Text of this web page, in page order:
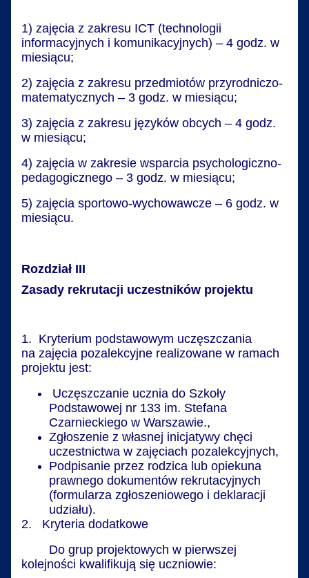
1) zajęcia z zakresu ICT (technologii
informacyjnych i komunikacyjnych) – 4 godz. w
miesiącu;
2) zajęcia z zakresu przedmiotów przyrodniczo-
matematycznych – 3 godz. w miesiącu;
3) zajęcia z zakresu języków obcych – 4 godz.
w miesiącu;
4) zajęcia w zakresie wsparcia psychologiczno-
pedagogicznego – 3 godz. w miesiącu;
5) zajęcia sportowo-wychowawcze – 6 godz. w
miesiącu.
Rozdział III
Zasady rekrutacji uczestników projektu
1. Kryterium podstawowym uczęszczania
na zajęcia pozalekcyjne realizowane w ramach
projektu jest:
Uczęszczanie ucznia do Szkoły
Podstawowej nr 133 im. Stefana
Czarnieckiego w Warszawie.,
Zgłoszenie z własnej inicjatywy chęci
uczestnictwa w zajęciach pozalekcyjnych,
Podpisanie przez rodzica lub opiekuna
prawnego dokumentów rekrutacyjnych
(formularza zgłoszeniowego i deklaracji
udziału).
2. Kryteria dodatkowe
Do grup projektowych w pierwszej
kolejności kwalifikują się uczniowie: